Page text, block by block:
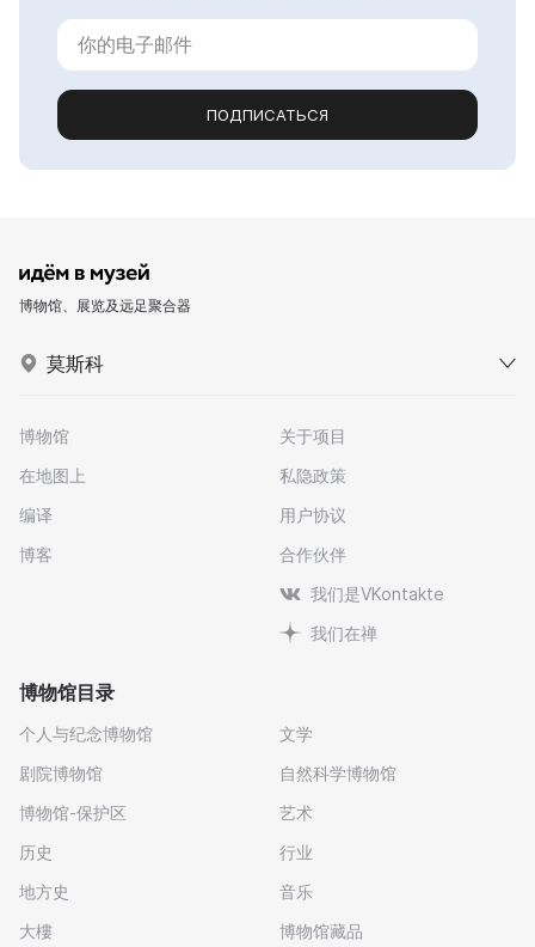
ПОДПИСАТЬСЯ
博物馆、展览及远足聚合器
莫斯科
博物馆
在地图上
编译
博客
关于项目
私隐政策
用户协议
合作伙伴
我们是VKontakte
我们在禅
博物馆目录
个人与纪念博物馆
剧院博物馆
博物馆-保护区
历史
地方史
大樓
文学
自然科学博物馆
艺术
行业
音乐
博物馆藏品